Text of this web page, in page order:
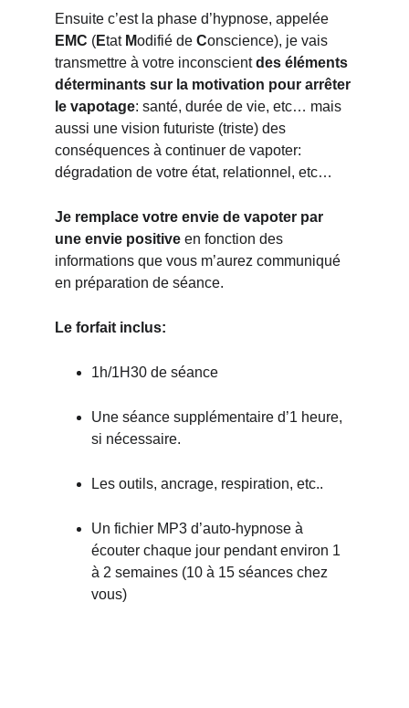
Ensuite c’est la phase d’hypnose, appelée
EMC (Etat Modifié de Conscience), je vais
transmettre à votre inconscient des éléments
déterminants sur la motivation pour arrêter
le vapotage: santé, durée de vie, etc… mais
aussi une vision futuriste (triste) des
conséquences à continuer de vapoter:
dégradation de votre état, relationnel, etc…
Je remplace votre envie de vapoter par
une envie positive en fonction des
informations que vous m’aurez communiqué
en préparation de séance.
Le forfait inclus:
1h/1H30 de séance
Une séance supplémentaire d’1 heure,
si nécessaire.
Les outils, ancrage, respiration, etc..
Un fichier MP3 d’auto-hypnose à
écouter chaque jour pendant environ 1
à 2 semaines (10 à 15 séances chez
vous)